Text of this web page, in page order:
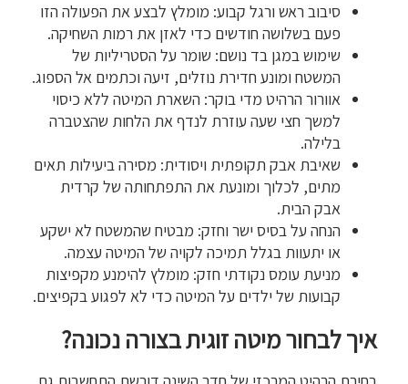
סיבוב ראש ורגל קבוע: מומלץ לבצע את הפעולה הזו
פעם בשלושה חודשים כדי לאזן את רמות השחיקה.
שימוש במגן בד נושם: שומר על הסטריליות של
המשטח ומונע חדירת נוזלים, זיעה וכתמים אל הספוג.
אוורור הרהיט מדי בוקר: השארת המיטה ללא כיסוי
למשך חצי שעה עוזרת לנדף את הלחות שהצטברה
בלילה.
שאיבת אבק תקופתית ויסודית: מסירה ביעילות תאים
מתים, לכלוך ומונעת את התפתחותה של קרדית
אבק הבית.
הנחה על בסיס ישר וחזק: מבטיח שהמשטח לא ישקע
או יתעוות בגלל תמיכה לקויה של המיטה עצמה.
מניעת עומס נקודתי חזק: מומלץ להימנע מקפיצות
קבועות של ילדים על המיטה כדי לא לפגוע בקפיצים.
איך לבחור מיטה זוגית בצורה נכונה?